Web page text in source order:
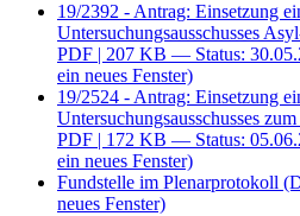
19/2392 - Antrag: Einsetzung
Untersuchungsausschusses
PDF | 207 KB — Status:
ein neues Fenster)
19/2524 - Antrag: Einsetzung
Untersuchungsausschusses
PDF | 172 KB — Status:
ein neues Fenster)
Fundstelle im Plenarprotokoll
neues Fenster)